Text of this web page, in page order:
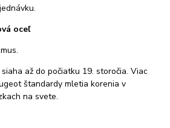
oceľ
až do počiatku 19. storočia. Viac
štandardy mletia korenia v
na svete.